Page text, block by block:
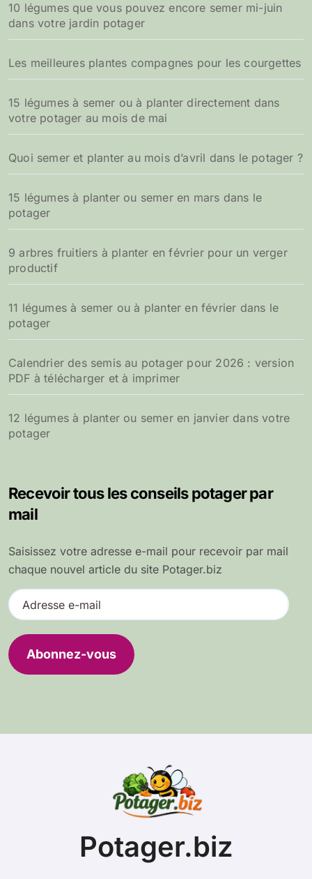
10 légumes que vous pouvez encore semer mi-juin
dans votre jardin potager
Les meilleures plantes compagnes pour les courgettes
15 légumes à semer ou à planter directement dans
votre potager au mois de mai
Quoi semer et planter au mois d’avril dans le potager ?
15 légumes à planter ou semer en mars dans le
potager
9 arbres fruitiers à planter en février pour un verger
productif
11 légumes à semer ou à planter en février dans le
potager
Calendrier des semis au potager pour 2026 : version
PDF à télécharger et à imprimer
12 légumes à planter ou semer en janvier dans votre
potager
Recevoir tous les conseils potager par
mail
Saisissez votre adresse e-mail pour recevoir par mail
chaque nouvel article du site Potager.biz
A
d
e
s
Abonnez-vous
Potager.biz